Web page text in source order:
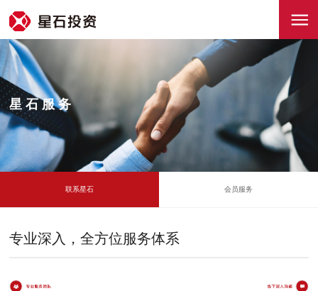
星石服务
联系星石 会员服务
专业深入，全方位服务体系